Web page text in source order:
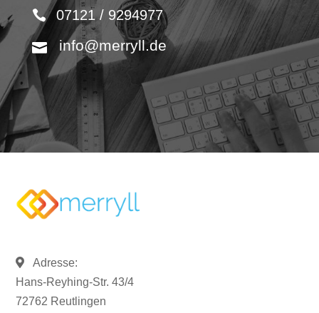
07121 / 9294977
info@merryll.de
Adresse:
Hans-Reyhing-Str. 43/4
72762 Reutlingen